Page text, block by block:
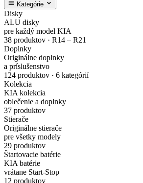
Kategórie
Zaregistruj
sa
a
nakupuj
originálne
príslušenstvo
za
výhodné
ceny
Kompletný
cenník
originálnych
náhradných
dielov
Zadajte
originálne
číslo
dielu
a
EV4
Zliatinový
disk
Gisa
Bicolour
7,5Jx19H2
/
5x114,3mm
/
ET52
MODE3
Nabíjacie
káble
pre
elektrické
a
PHEV
vozidlá
Mimoriadne
Sada
bezpečnostných
matíc
Dark
Chrome
Chráň
svoje
kolesá
s
istotou
Opravné
sady
laku
karosérie
v
širokej
škále
odtieňov
Ideálne
Disky
ALU disky
pre každý model KIA
38 produktov · R14 – R21
Doplnky
Originálne doplnky
a príslušenstvo
124 produktov · 6 kategórií
Kolekcia
KIA kolekcia
oblečenie a doplnky
37 produktov
Stierače
Originálne stierače
pre všetky modely
29 produktov
Štartovacie batérie
KIA batérie
vrátane Start-Stop
12 produktov